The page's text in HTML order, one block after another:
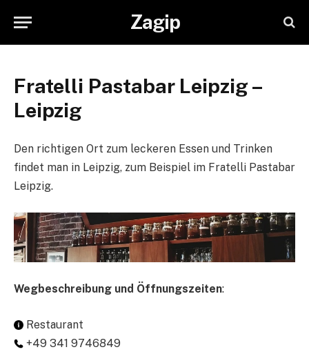
Zagip
Fratelli Pastabar Leipzig –
Leipzig
Den richtigen Ort zum leckeren Essen und Trinken
findet man in Leipzig, zum Beispiel im Fratelli Pastabar
Leipzig.
Wegbeschreibung und Öffnungszeiten:
Restaurant
+49 341 9746849